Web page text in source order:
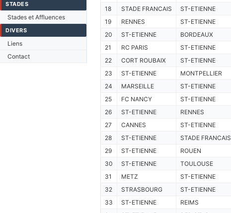
STADES
Stades et Affluences
DIVERS
Liens
Contact
18
STADE FRANCAIS ST-ETIENNE
19
RENNES ST-ETIENNE
20
ST-ETIENNE BORDEAUX
21
RC PARIS ST-ETIENNE
22
CORT ROUBAIX ST-ETIENNE
23
ST-ETIENNE MONTPELLIER
24
MARSEILLE ST-ETIENNE
25
FC NANCY ST-ETIENNE
26
ST-ETIENNE RENNES
27
CANNES ST-ETIENNE
28
ST-ETIENNE STADE FRANCAIS
29
ST-ETIENNE ROUEN
30
ST-ETIENNE TOULOUSE
31
METZ ST-ETIENNE
32
STRASBOURG ST-ETIENNE
33
ST-ETIENNE REIMS